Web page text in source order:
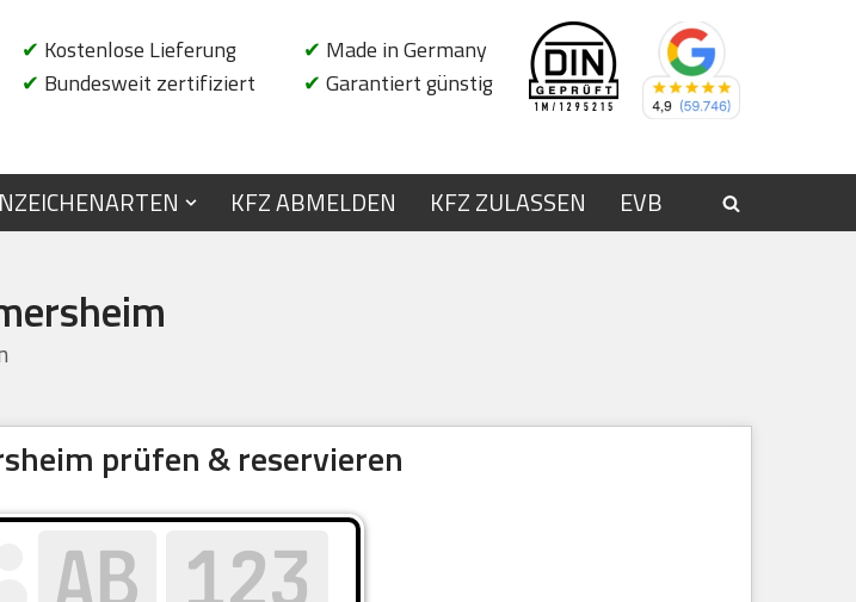
✔ Kostenlose Lieferung
✔ Bundesweit zertifiziert
✔ Made in Germany
✔ Garantiert günstig
KFZ ABMELDEN KFZ ZULASSEN EVB
prüfen & reservieren